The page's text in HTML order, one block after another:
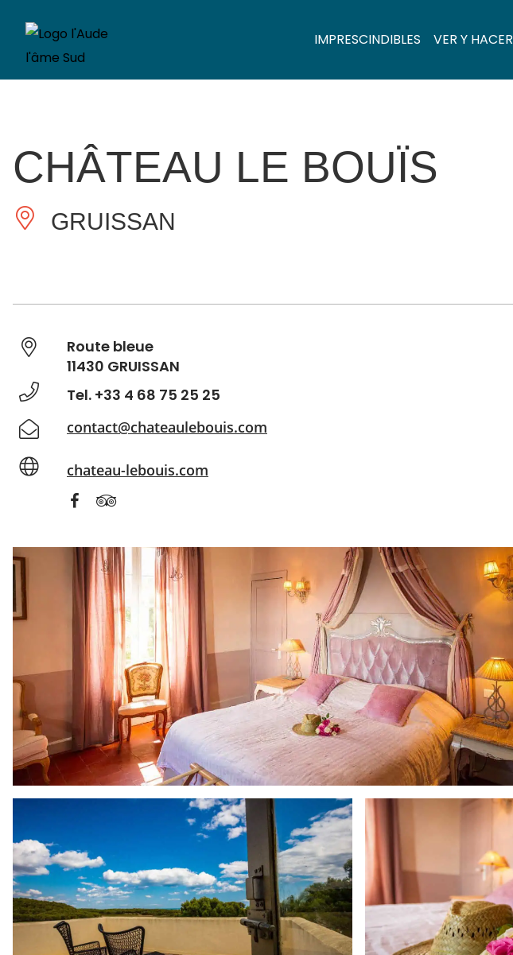
IMPRESCINDIBLES VER Y HACER
CHÂTEAU LE BOUÏS
GRUISSAN
Route bleue
11430 GRUISSAN
Tel. +33 4 68 75 25 25
contact@chateaulebouis.com
chateau-lebouis.com